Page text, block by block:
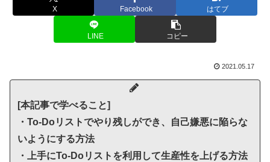
X Facebook はてブ
LINE コピー
2021.05.17
[本記事で学べること]
・To-Doリストでやり残しができ、自己嫌悪に陥らな
いようにする方法
・上手にTo-Doリストを利用して生産性を上げる方法